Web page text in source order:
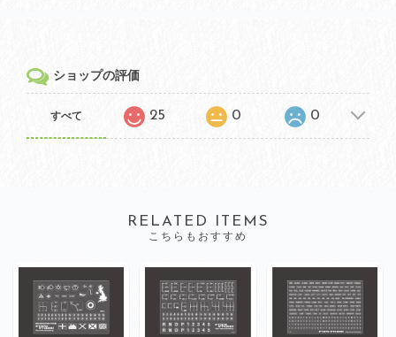
ショップの評価
すべて 25 0 0
RELATED ITEMS
こちらもおすすめ